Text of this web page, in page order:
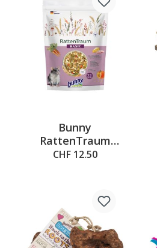
Bunny
RattenTraum
BASIC
CHF 12.50